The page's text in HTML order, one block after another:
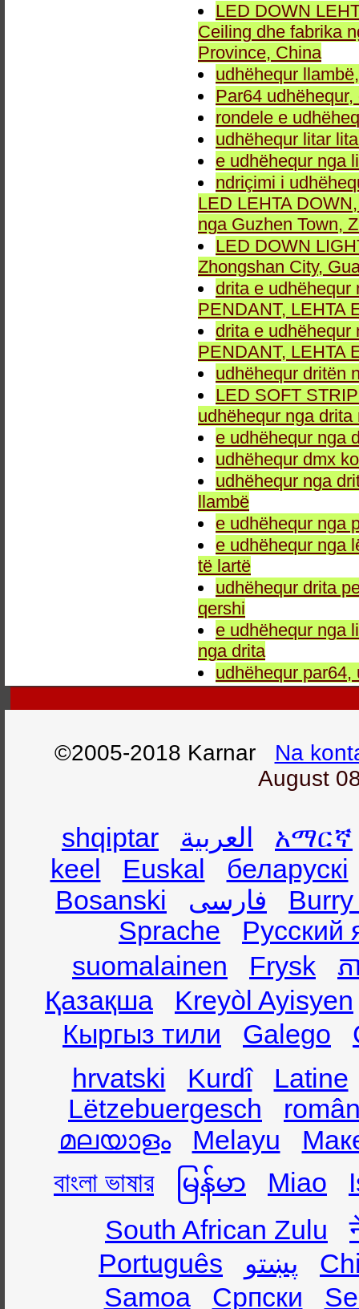
LED DOWN
Ceiling dhe fabrika
Province, China
udhëhequr
Par64
rondele e
udhëhequr litar
e udhëhequr nga
ndriçimi i
LED LEHTA
nga Guzhen Town,
LED DOWN
Zhongshan City,
drita e udhëhequr
PENDANT, LEHTA
drita e udhëhequr
PENDANT, LEHTA
udhëhequr dritën
LED SOFT
udhëhequr nga
e udhëhequr nga
udhëhequr dmx
udhëhequr nga
llambë
e udhëhequr nga
e udhëhequr nga
të lartë
udhëhequr drita
qershi
e udhëhequr nga
nga drita
udhëhequr
©2005-2018 Karnar Na
August
shqiptar العربية
አማርኛ
keel
Euskal
беларускі
Bosanski
فارسی
Sprache
Русский
suomalainen
Frysk
ភ
Қазақша
Kreyòl Ayisyen
Кыргыз тили
Galego
hrvatski
Kurdî
Latine
Lëtzebuergesch
മലയാളം
Melayu
বাংলা ভাষার
မြန်မာ Miao
South African Zulu
Português
پښتو
Samoa
Српски